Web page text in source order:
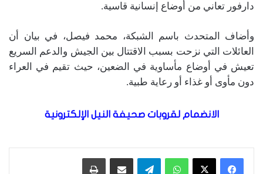
دارفور تعاني من أوضاع إنسانية قاسية.
وأضاف المتحدث باسم الشبكة، محمد فيصل، في بيان أن
العائلات التي نزحت بسبب الاقتتال بين الجيش والدعم السريع
تعيش في أوضاع مأساوية في الضعين، حيث تقيم في العراء
دون مأوى أو غذاء أو رعاية طبية.
الانضمام لقروبات صحيفة النيل الإلكترونية
واتساب تيلقرام مشاركة عبر البريد طباعة